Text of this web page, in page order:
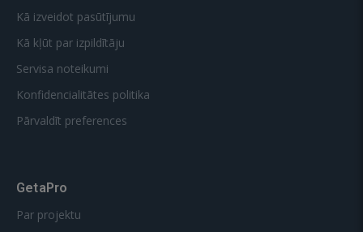
Kā izveidot pasūtījumu
Kā kļūt par izpildītāju
Servisa noteikumi
Konfidencialitātes politika
Pārvaldīt preferences
GetaPro
Par projektu